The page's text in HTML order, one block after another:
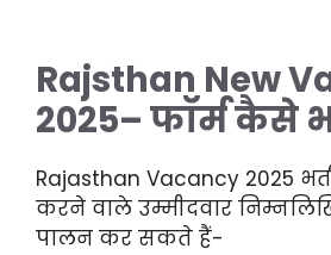
Rajsthan New
2025– फॉर्म कैसे
Rajasthan Vacancy 2025
करने वाले उम्मीदवार
पालन कर सकते हैं-